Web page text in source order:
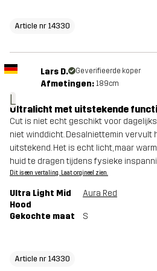
Article nr 14330
L
Lars D. Geverifieerde koper
Afmetingen: 189cm
Ultralicht met uitstekende
Cut is niet echt geschikt voor
niet winddicht. Desalniettemin vervult
uitstekend. Het is echt licht, maar
huid te dragen tijdens fysieke
Dit is een vertaling. Laat orgineel zien.
Ultra Light Mid
Hood
Aura Red
Gekochte maat S
Article nr 14330